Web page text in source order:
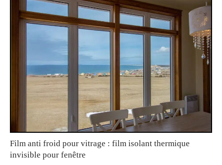
Film anti froid pour vitrage : film isolant thermique
invisible pour fenêtre